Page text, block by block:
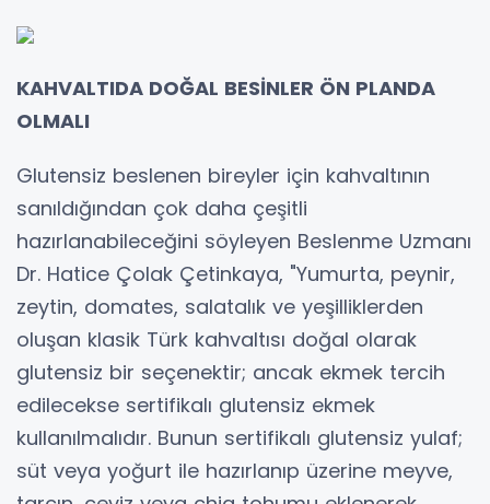
KAHVALTIDA DOĞAL BESİNLER ÖN PLANDA
OLMALI
Glutensiz beslenen bireyler için kahvaltının
sanıldığından çok daha çeşitli
hazırlanabileceğini söyleyen Beslenme Uzmanı
Dr. Hatice Çolak Çetinkaya, "Yumurta, peynir,
zeytin, domates, salatalık ve yeşilliklerden
oluşan klasik Türk kahvaltısı doğal olarak
glutensiz bir seçenektir; ancak ekmek tercih
edilecekse sertifikalı glutensiz ekmek
kullanılmalıdır. Bunun sertifikalı glutensiz yulaf;
süt veya yoğurt ile hazırlanıp üzerine meyve,